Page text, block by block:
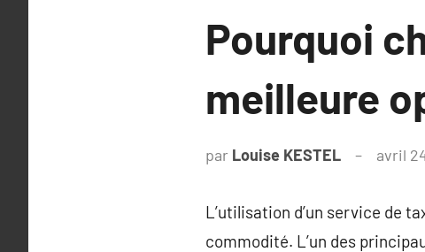
Pourquoi
meilleure
par Louise KESTEL avril
L’utilisation d’un service de
commodité. L’un des